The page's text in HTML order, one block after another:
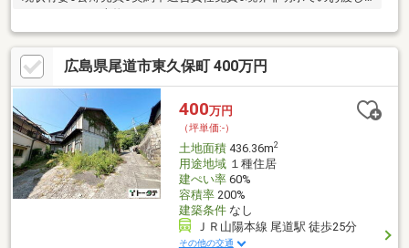
広島県尾道市東久保町 400万円
400万円
（坪単価:-）
土地面積436.36m2
用途地域１種住居
建ぺい率60%
容積率200%
建築条件なし
ＪＲ山陽本線 尾道駅 徒歩25分
その他の交通